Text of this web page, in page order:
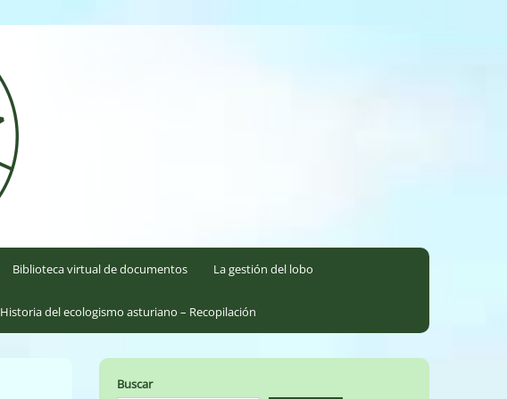
Biblioteca virtual de documentos La gestión del lobo
Historia del ecologismo asturiano – Recopilación
Buscar